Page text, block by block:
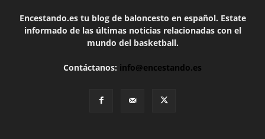
Encestando.es tu blog de baloncesto en español. Estate
informado de las últimas noticias relacionadas con el
mundo del basketball.
Contáctanos: info@encestando.es